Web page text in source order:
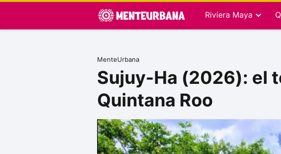
Riviera Maya
MenteUrbana
Sujuy-Ha (2026): el
Quintana Roo